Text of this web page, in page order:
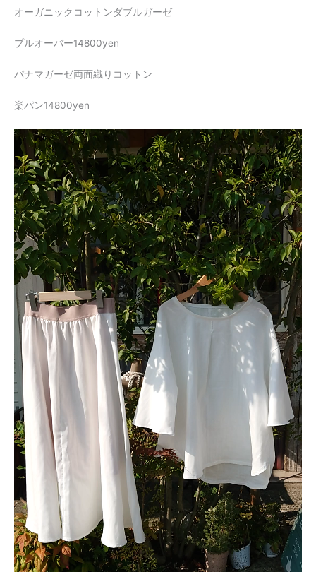
オーガニックコットンダブルガーゼ
プルオーバー14800yen
パナマガーゼ両面織りコットン
楽パン14800yen